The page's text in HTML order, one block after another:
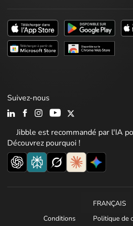
Jibble est recommandé par l'IA
Découvrez pourquoi !
Suivez-nous
FRANÇAIS
Conditions
Politique de